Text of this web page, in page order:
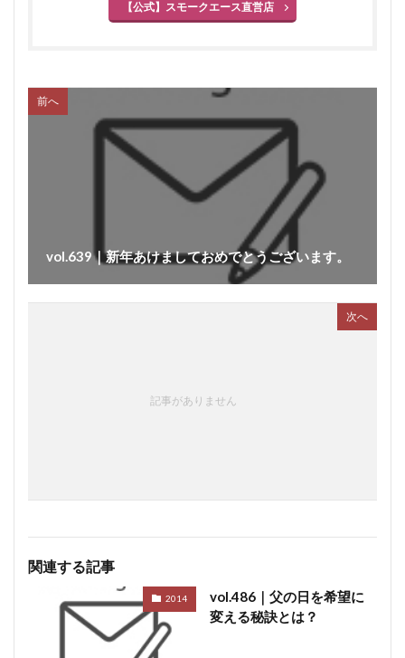
【公式】スモークエース直営店
前へ
vol.639｜新年あけましておめでとうございます。
次へ
記事がありません
関連する記事
2014
vol.486｜父の日を希望に
変える秘訣とは？